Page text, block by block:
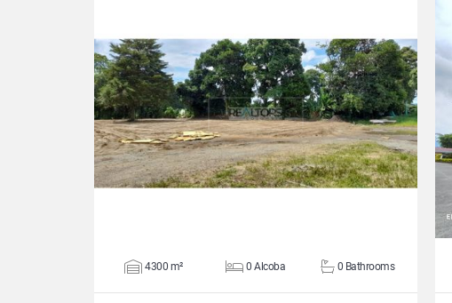
VIEW DETAILS
4300 m² 0 Alcoba 0 Bathrooms